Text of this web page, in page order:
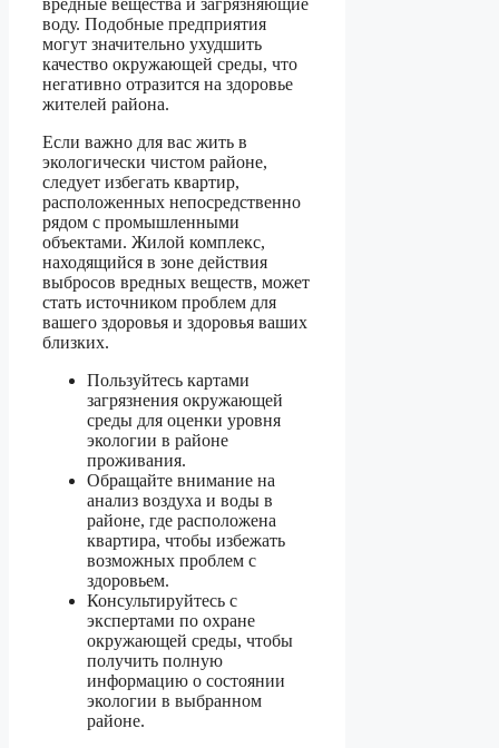
вредные вещества и загрязняющие
воду. Подобные предприятия
могут значительно ухудшить
качество окружающей среды, что
негативно отразится на здоровье
жителей района.
Если важно для вас жить в
экологически чистом районе,
следует избегать квартир,
расположенных непосредственно
рядом с промышленными
объектами. Жилой комплекс,
находящийся в зоне действия
выбросов вредных веществ, может
стать источником проблем для
вашего здоровья и здоровья ваших
близких.
Пользуйтесь картами
загрязнения окружающей
среды для оценки уровня
экологии в районе
проживания.
Обращайте внимание на
анализ воздуха и воды в
районе, где расположена
квартира, чтобы избежать
возможных проблем с
здоровьем.
Консультируйтесь с
экспертами по охране
окружающей среды, чтобы
получить полную
информацию о состоянии
экологии в выбранном
районе.